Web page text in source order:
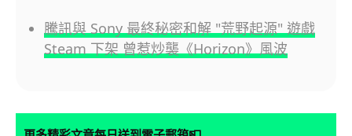
騰訊與 Sony 最終秘密和解 "荒野起源" 遊戲
Steam 下架 曾惹炒襲《Horizon》風波